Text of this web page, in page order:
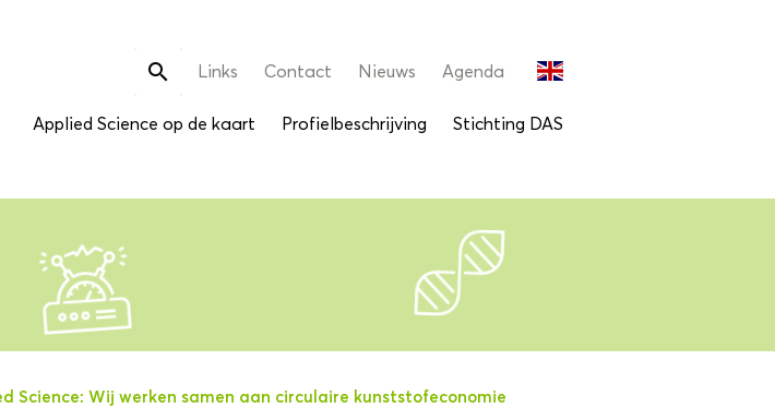
Zoek
naar:
 Links Contact Nieuws Agenda
Applied Science op de kaart Profielbeschrijving Stichting DAS
Science: Wij werken samen aan circulaire kunststofeconomie